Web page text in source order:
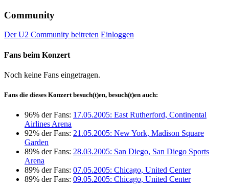
Community
Der U2 Community beitreten Einloggen
Fans beim Konzert
Noch keine Fans eingetragen.
Fans die dieses Konzert besuch(t)en, besuch(t)en auch:
96% der Fans: 17.05.2005: East Rutherford, Continental
Airlines Arena
92% der Fans: 21.05.2005: New York, Madison Square
Garden
89% der Fans: 28.03.2005: San Diego, San Diego Sports
Arena
89% der Fans: 07.05.2005: Chicago, United Center
89% der Fans: 09.05.2005: Chicago, United Center